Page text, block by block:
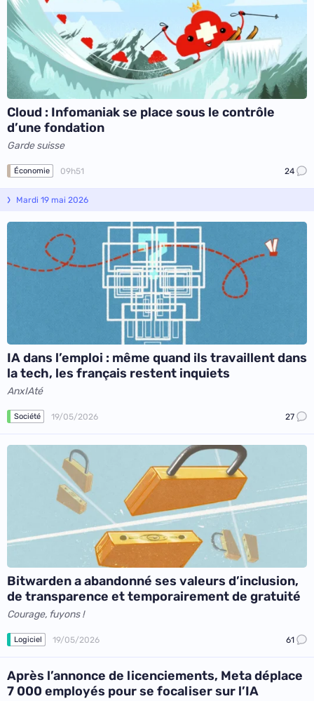
Cloud : Infomaniak se place sous le contrôle
d’une fondation
Garde suisse
Économie 09h51 24
Mardi 19 mai 2026
IA dans l’emploi : même quand ils travaillent dans
la tech, les français restent inquiets
AnxIAté
Société 19/05/2026 27
Bitwarden a abandonné ses valeurs d’inclusion,
de transparence et temporairement de gratuité
Courage, fuyons !
Logiciel 19/05/2026 61
Après l’annonce de licenciements, Meta déplace
7 000 employés pour se focaliser sur l’IA